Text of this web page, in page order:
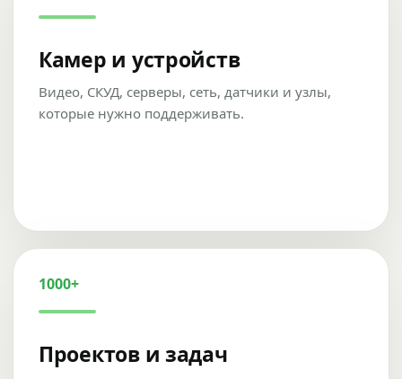
Камер и устройств
Видео, СКУД, серверы, сеть, датчики и узлы,
которые нужно поддерживать.
1000+
Проектов и задач